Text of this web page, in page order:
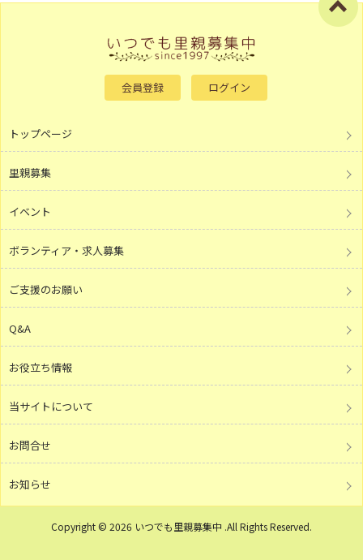
会員登録 ログイン
トップページ
里親募集
イベント
ボランティア・求人募集
ご支援のお願い
Q&A
お役立ち情報
当サイトについて
お問合せ
お知らせ
Copyright © 2026 いつでも里親募集中 .All Rights Reserved.